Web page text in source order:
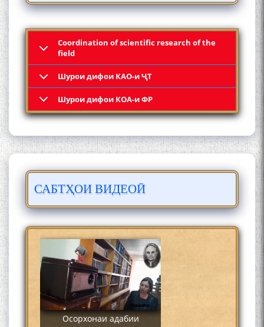
Coordination of scientific research of the
field
Шурои дифои КАО-и ҶТ
Шурои дифои КОА-и ФР
САБТҲОИ ВИДЕОӢ
ШУД!
Кадамчо Худои Шарифзода
Сайре дар Осорхона
Муҳаммадҷон Раҳимӣ
Осорхонаи адабии